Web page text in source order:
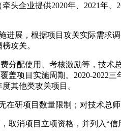
企业提供2020年、2021年
展，根据项目攻关实际需求
攻关。
配使用、考核激励等，技术
项目实施周期。2020-2022
其他类攻关项目。
研项目数量限制；对技术总
消项目立项资格，并列入“信